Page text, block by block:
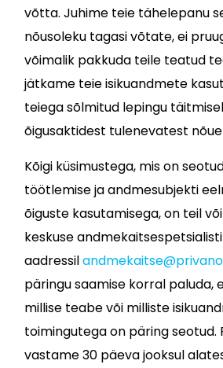
võtta. Juhime teie tähelepanu
nõusoleku tagasi võtate, ei
võimalik pakkuda teile teatud
jätkame teie isikuandmete
teiega sõlmitud lepingu
õigusaktidest tulenevatest
Kõigi küsimustega, mis on
töötlemise ja andmesubjekti
õiguste kasutamisega, on teil
keskuse
aadressil
päringu saamise korral paluda,
millise teabe või milliste
toimingutega on päring seotud.
vastame 30 päeva jooksul